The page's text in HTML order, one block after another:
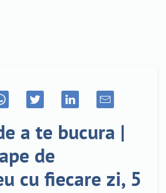
a te bucura |
de
cu fiecare zi, 5